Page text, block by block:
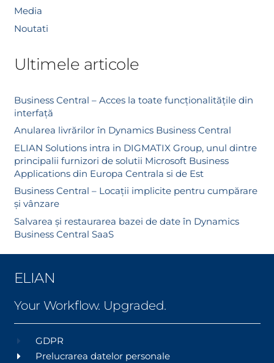
Media
Noutati
Ultimele articole
Business Central – Acces la toate funcționalitățile din
interfață
Anularea livrărilor în Dynamics Business Central
ELIAN Solutions intra in DIGMATIX Group, unul dintre
principalii furnizori de solutii Microsoft Business
Applications din Europa Centrala si de Est
Business Central – Locații implicite pentru cumpărare
și vânzare
Salvarea și restaurarea bazei de date în Dynamics
Business Central SaaS
ELIAN
Your Workflow. Upgraded.
GDPR
Prelucrarea datelor personale